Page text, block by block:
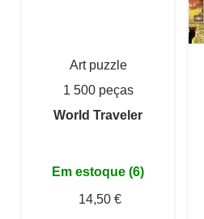
Art puzzle
1 500 peças
World Traveler
Em estoque (6)
14,50 €